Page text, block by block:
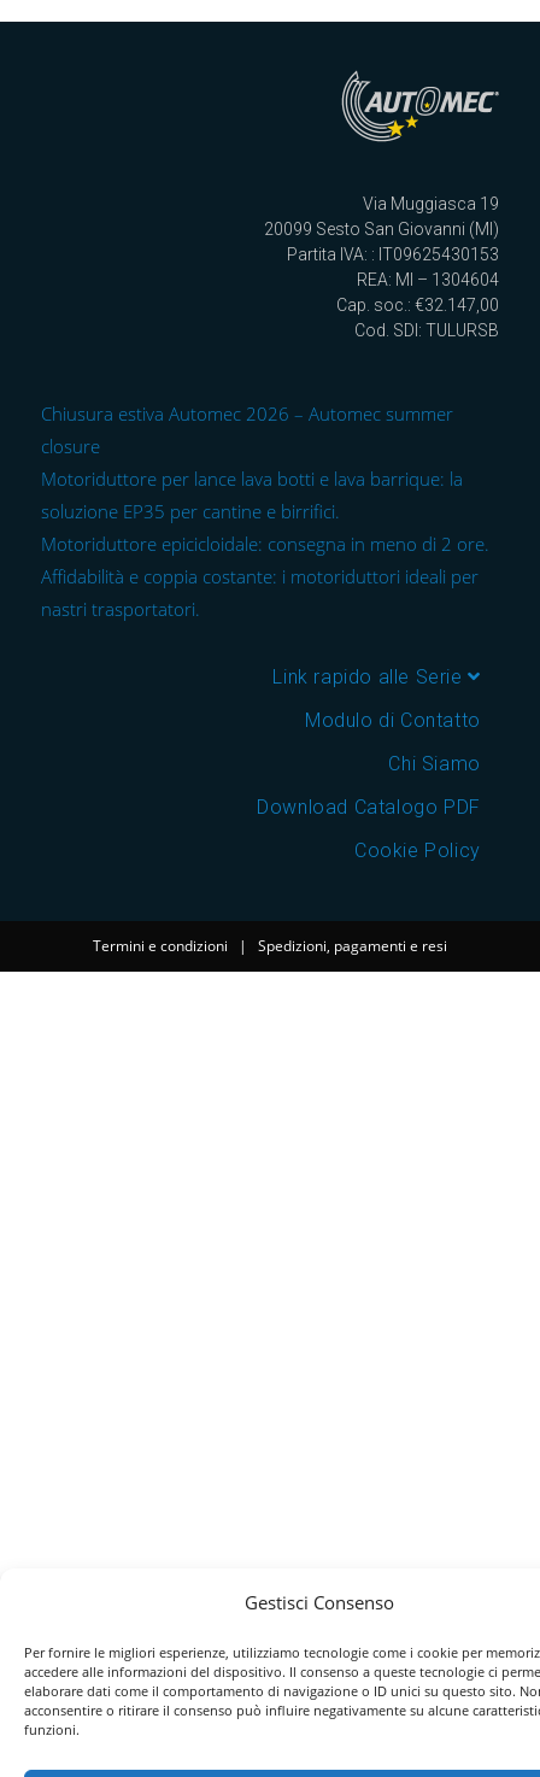
Gestisci Consenso
Per fornire le migliori esperienze, utilizziamo tecnologie come i cookie per
accedere alle informazioni del dispositivo. Il consenso a queste tecnologie ci
elaborare dati come il comportamento di navigazione o ID unici su questo sito.
acconsentire o ritirare il consenso può influire negativamente su alcune
funzioni.
Via Muggiasca 19
20099 Sesto San Giovanni (MI)
Partita IVA: : IT09625430153
REA: MI – 1304604
Cap. soc.: €32.147,00
Cod. SDI: TULURSB
Chiusura estiva Automec 2026 – Automec summer
closure
Motoriduttore per lance lava botti e lava barrique: la
soluzione EP35 per cantine e birrifici.
Motoriduttore epicicloidale: consegna in meno di 2 ore.
Affidabilità e coppia costante: i motoriduttori ideali per
nastri trasportatori.
Link rapido alle Serie
Modulo di Contatto
Chi Siamo
Download Catalogo PDF
Cookie Policy
Termini e condizioni | Spedizioni, pagamenti e resi